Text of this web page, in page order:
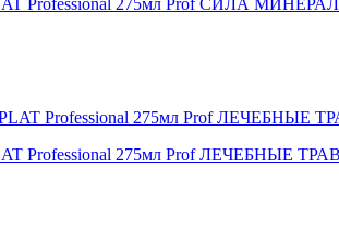
Professional 275мл Prof ЛЕЧЕБНЫЕ